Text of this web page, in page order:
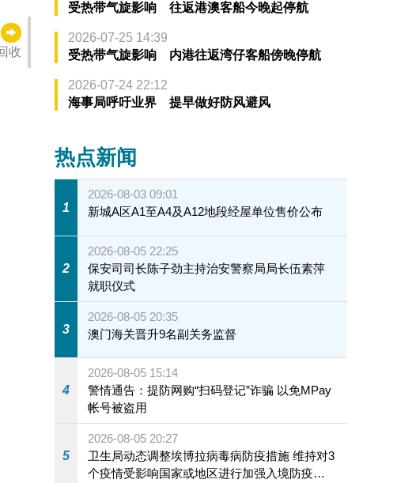
收
受热带气旋影响 往返港澳客船今晚起停航
2026-07-25 14:39
受热带气旋影响 内港往返湾仔客船傍晚停航
2026-07-24 22:12
海事局呼吁业界 提早做好防风避风
热点新闻
1
2026-08-03 09:01
新城A区A1至A4及A12地段经屋单位售价公布
2
2026-08-05 22:25
保安司司长陈子劲主持治安警察局局长伍素萍
就职仪式
3
2026-08-05 20:35
澳门海关晋升9名副关务监督
4
2026-08-05 15:14
警情通告：提防网购“扫码登记”诈骗 以免MPay
帐号被盗用
5
2026-08-05 20:27
卫生局动态调整埃博拉病毒病防疫措施 维持对3
个疫情受影响国家或地区进行加强入境防疫措